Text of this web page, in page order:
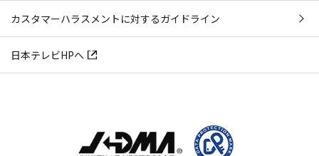
カスタマーハラスメントに対するガイドライン
日本テレビHPへ